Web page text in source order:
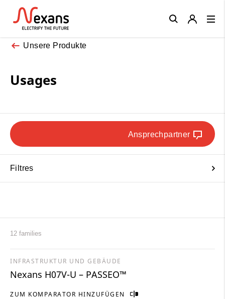
Unsere Produkte
Usages
Ansprechpartner
Filtres
12 families
ZUM KOMPARATOR HINZUFÜGEN
INFRASTRUKTUR UND GEBÄUDE
Nexans H07V-U – PASSEO™
Close